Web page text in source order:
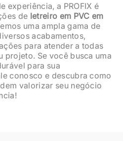
experiência, a PROFIX é
de letreiro em PVC em
uma ampla gama de
acabamentos,
para atender a todas
projeto. Se você busca uma
para sua
conosco e descubra como
valorizar seu negócio